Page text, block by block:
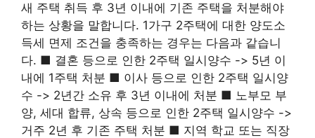
새 주택 취득 후 3년 이내에 기존 주택을 처분해야
하는 상황을 말합니다. 1가구 2주택에 대한 양도소
득세 면제 조건을 충족하는 경우는 다음과 같습니
다. ■ 결혼 등으로 인한 2주택 일시양수 -> 5년 이
내에 1주택 처분 ■ 이사 등으로 인한 2주택 일시양
수 -> 2년간 소유 후 3년 이내에 처분 ■ 노부모 부
양, 세대 합류, 상속 등으로 인한 2주택 일시양수 ->
거주 2년 후 기존 주택 처분 ■ 지역 학교 또는 직장